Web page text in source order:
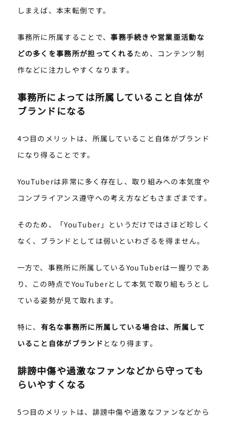
しまえば、本末転倒です。
事務所に所属することで、事務手続きや営業亜活動な
どの多くを事務所が担ってくれるため、コンテンツ制
作などに注力しやすくなります。
事務所によっては所属していること自体が
ブランドになる
4つ目のメリットは、所属していること自体がブランド
になり得ることです。
YouTuberは非常に多く存在し、取り組みへの本気度や
コンプライアンス遵守への考え方などもさまざまです。
そのため、「YouTuber」というだけではさほど珍しく
なく、ブランドとしては弱いといわざるを得ません。
一方で、事務所に所属しているYouTuberは一握りであ
り、この時点でYouTuberとして本気で取り組もうとし
ている姿勢が見て取れます。
特に、 有名な事務所に所属している場合は、所属して
いること自体がブランド となり得ます。
誹謗中傷や過激なファンなどから守っても
らいやすくなる
5つ目のメリットは、誹謗中傷や過激なファンなどから